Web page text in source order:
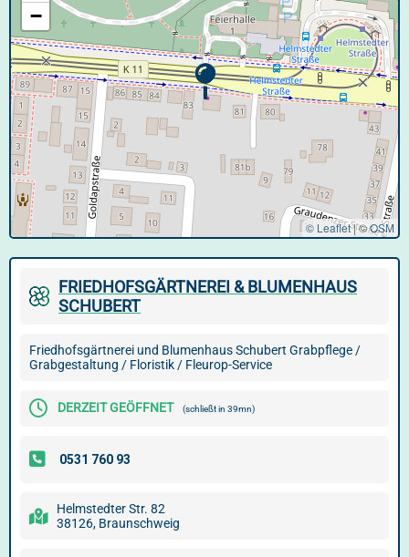
−
© Leaflet|©OSM
FRIEDHOFSGÄRTNEREI & BLUMENHAUS
SCHUBERT
Friedhofsgärtnerei und Blumenhaus Schubert Grabpflege /
Grabgestaltung / Floristik / Fleurop-Service
DERZEIT GEÖFFNET (schließt in 39mn)
Helmstedter Str. 82
38126, Braunschweig